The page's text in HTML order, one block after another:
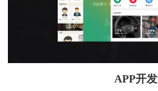
APP开发